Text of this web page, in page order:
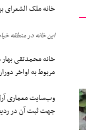
خانه ملک الشعرای
این خانه در منطقه
خانه محمدتقی بهار
مربوط به اواخر دوران
وب‌سایت معماری
جهت ثبت آن در